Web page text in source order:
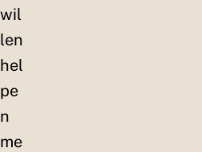
wil
len
hel
pe
n
me